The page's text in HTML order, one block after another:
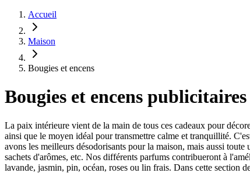
Accueil
Maison
Bougies et encens
Bougies et encens publicitaires
La paix intérieure vient de la main de tous ces cadeaux pour
ainsi que le moyen idéal pour transmettre calme et tranquillité.
avons les meilleurs désodorisants pour la maison, mais aussi
sachets d'arômes, etc. Nos différents parfums contribueront à
lavande, jasmin, pin, océan, roses ou lin frais. Dans cette section